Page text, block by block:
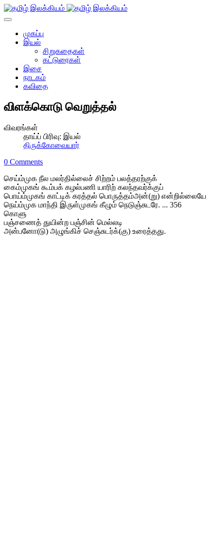
முகப்பு
இயல்
சிறுகதைகள்
கட்டுரைகள்
இசை
நாடகம்
கவிதை
விளக்கொடு வெறுத்தல்
விவரங்கள்
தாய்ப் பிரிவு: இயல்
திருக்கோவையார்
0 Comments
செய்ம்முக நீல மலர்தில்லைச் சிற்றம் பலத்தரற்குக்
கைம்முகங் கூம்பக் கழல்பணி யாரிற் கலந்தவர்க்குப்
பொய்ம்முகங் காட்டிக் கரத்தல் பொருத்தம்அன்(று) என்றில்லையே
நெய்ம்முக மாந்தி இருள்முகங் கீழும் நெடுஞ்சுடரே. ... 356
கொளு
பஞ்சணைத் துயின்ற பஞ்சின் மெல்லடி
அன்பனோ(டு) அழுங்கிச் செஞ்சுடர்க்(கு) உரைத்தது.